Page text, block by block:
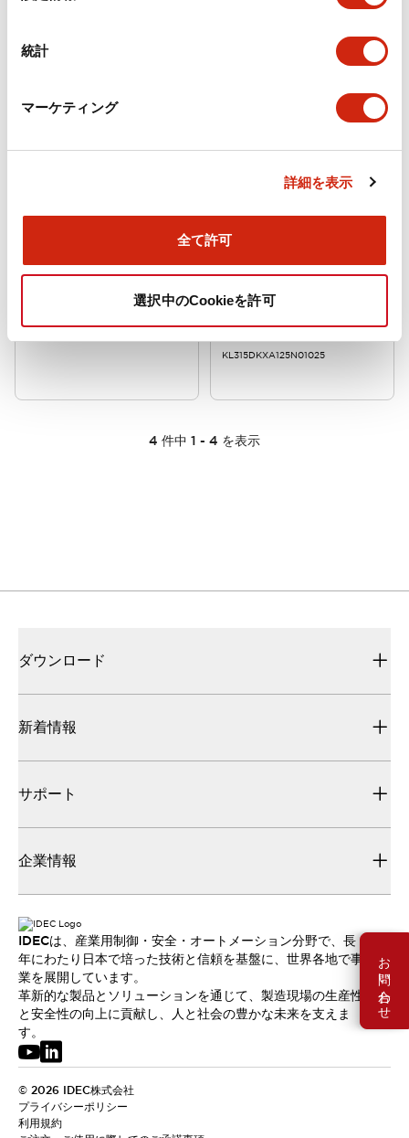
統計
マーケティング
詳細を表示
全て許可
選択中のCookieを許可
お問い合わせ
02
KL35CAKSG225N010
2
KL315DKXA125N010
25
KL315DKXA125N01025
4 件中 1 - 4 を表示
ダウンロード
新着情報
サポート
企業情報
IDECは、産業用制御・安全・オートメーション分野で、長
年にわたり日本で培った技術と信頼を基盤に、世界各地で事
業を展開しています。
革新的な製品とソリューションを通じて、製造現場の生産性
と安全性の向上に貢献し、人と社会の豊かな未来を支えま
す。
© 2026 IDEC株式会社
プライバシーポリシー
利用規約